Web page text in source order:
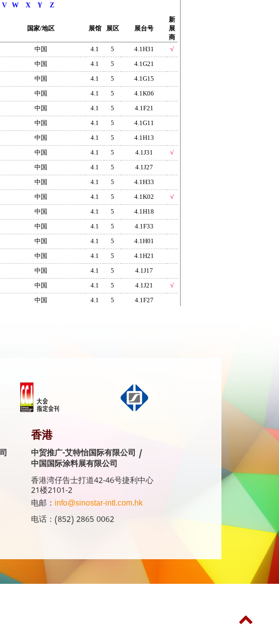
香港
中贸推广-艾特怡国际有限公司 /
中国国际涂料展有限公司
香港湾仔告士打道42-46号捷利中心
21楼2101-2
电邮： info@sinostar-intl.com.hk
电话：(852) 2865 0062